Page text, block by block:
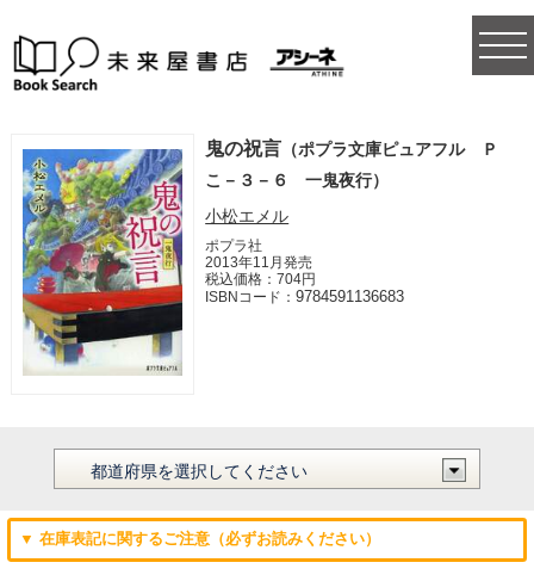
鬼の祝言 （ポプラ文庫ピュアフル Ｐ
こ－３－６ 一鬼夜行）
小松エメル
ポプラ社
2013年11月発売
税込価格：704円
ISBNコード：9784591136683
▼ 在庫表記に関するご注意（必ずお読みください）